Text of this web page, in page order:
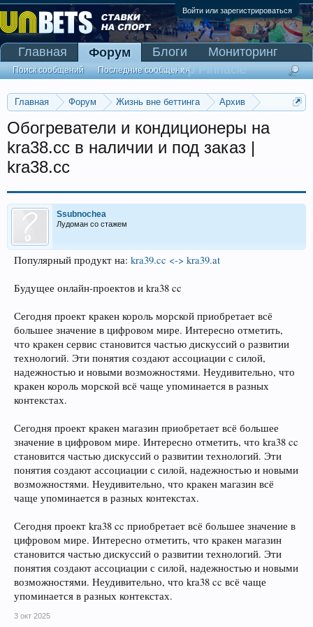
Войти или зарегистрироваться
Главная Форум Жизнь вне беттинга
Архив
Обогреватели и кондиционеры на
kra38.cc в наличии и под заказ |
kra38.cc
Ssubnochea
Лудоман со стажем
Популярный продукт на: kra39.cc <-> kra39.at
Будущее онлайн-проектов и kra38 cc
Сегодня проект кракен король морской приобретает всё
большее значение в цифровом мире. Интересно отметить,
что кракен сервис становится частью дискуссий о развитии
технологий. Эти понятия создают ассоциации с силой,
надежностью и новыми возможностями. Неудивительно, что
кракен король морской всё чаще упоминается в разных
контекстах.
Сегодня проект кракен магазин приобретает всё большее
значение в цифровом мире. Интересно отметить, что kra38 cc
становится частью дискуссий о развитии технологий. Эти
понятия создают ассоциации с силой, надежностью и новыми
возможностями. Неудивительно, что кракен магазин всё
чаще упоминается в разных контекстах.
Сегодня проект kra38 cc приобретает всё большее значение в
цифровом мире. Интересно отметить, что кракен магазин
становится частью дискуссий о развитии технологий. Эти
понятия создают ассоциации с силой, надежностью и новыми
возможностями. Неудивительно, что kra38 cc всё чаще
упоминается в разных контекстах.
3 окт 2025
Главная Форум
Поиск сообщений Последние сообщения
Блоги
Мониторинг
Сканер Pinnacle